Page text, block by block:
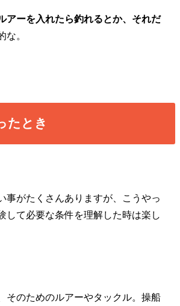
アーを入れたら釣れるとか、それだ
な。
たとき
事がたくさんありますが、こうやっ
して必要な条件を理解した時は楽し
そのためのルアーやタックル。操船